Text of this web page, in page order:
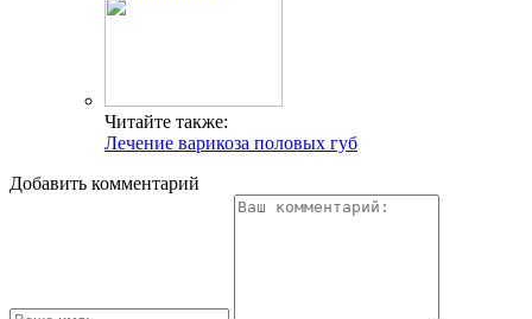
Читайте также:
Лечение варикоза половых губ
Добавить комментарий